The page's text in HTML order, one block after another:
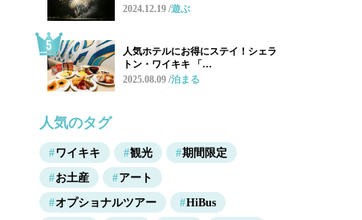
2024.12.19 遊ぶ
人気ホテルにお得にステイ！シェラ
トン・ワイキキ 「…
2025.08.09 泊まる
人気のタグ
ワイキキ 観光 期間限定
お土産 アート
オプショナルツアー HiBus